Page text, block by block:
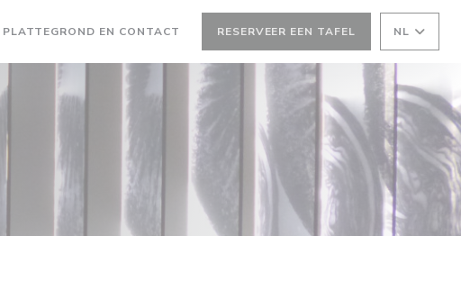
NIEUW VENSTER))
IN EEN NIEUW VENSTER))
PLATTEGROND EN CONTACT RESERVEER EEN TAFEL NL